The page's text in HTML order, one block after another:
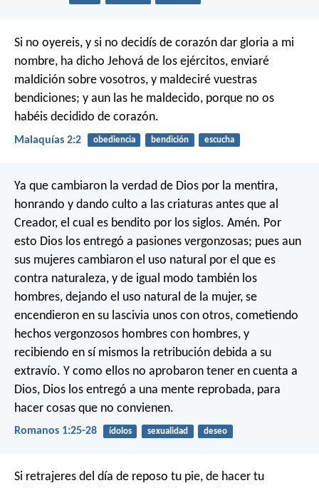
Si no oyereis, y si no decidís de corazón dar gloria a mi
nombre, ha dicho Jehová de los ejércitos, enviaré
maldición sobre vosotros, y maldeciré vuestras
bendiciones; y aun las he maldecido, porque no os
habéis decidido de corazón.
Malaquías 2:2 obediencia bendición escucha
Ya que cambiaron la verdad de Dios por la mentira,
honrando y dando culto a las criaturas antes que al
Creador, el cual es bendito por los siglos. Amén. Por
esto Dios los entregó a pasiones vergonzosas; pues aun
sus mujeres cambiaron el uso natural por el que es
contra naturaleza, y de igual modo también los
hombres, dejando el uso natural de la mujer, se
encendieron en su lascivia unos con otros, cometiendo
hechos vergonzosos hombres con hombres, y
recibiendo en sí mismos la retribución debida a su
extravío. Y como ellos no aprobaron tener en cuenta a
Dios, Dios los entregó a una mente reprobada, para
hacer cosas que no convienen.
Romanos 1:25-28 ídolos sexualidad deseo
Si retrajeres del día de reposo tu pie, de hacer tu